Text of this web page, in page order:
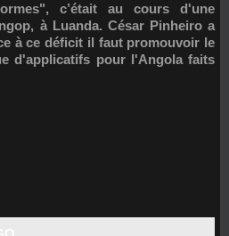
c’était au cours d'une
à Luanda. César Pinheiro a
à ce déficit il faut promouvoir le
d'applicatifs pour l'Angola faits